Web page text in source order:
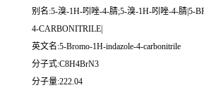
别名:5-溴-1H-吲唑-4-腈;5-溴-1H-吲唑-4-腈|5-
4-CARBONITRILE|
英文名:5-Bromo-1H-indazole-4-carbonitrile
分子式:C8H4BrN3
分子量:222.04